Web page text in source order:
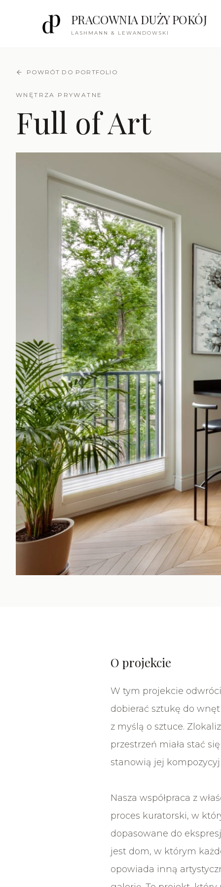
PRACOWNIA DUŻY POKÓJ
LASHMANN & LEWANDOWSKI
POWRÓT DO PORTFOLIO
WNĘTRZA PRYWATNE
Full of Art
O projekcie
W tym projekcie
dobierać sztukę do
z myślą o sztuce.
przestrzeń miała stać
stanowią jej
Nasza współpraca z
proces kuratorski, w
dopasowane do
jest dom, w którym
opowiada inną